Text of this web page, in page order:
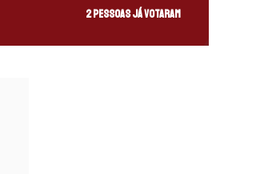
2 pessoas já votaram